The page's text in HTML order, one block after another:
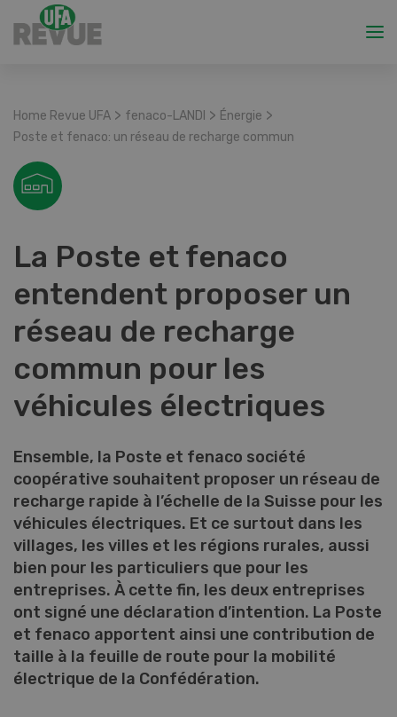
Home Revue UFA > fenaco-LANDI > Énergie >
Poste et fenaco: un réseau de recharge commun
La Poste et fenaco
entendent proposer un
réseau de recharge
commun pour les
véhicules électriques
Ensemble, la Poste et fenaco société
coopérative souhaitent proposer un réseau de
recharge rapide à l’échelle de la Suisse pour les
véhicules électriques. Et ce surtout dans les
villages, les villes et les régions rurales, aussi
bien pour les particuliers que pour les
entreprises. À cette fin, les deux entreprises
ont signé une déclaration d’intention. La Poste
et fenaco apportent ainsi une contribution de
taille à la feuille de route pour la mobilité
électrique de la Confédération.